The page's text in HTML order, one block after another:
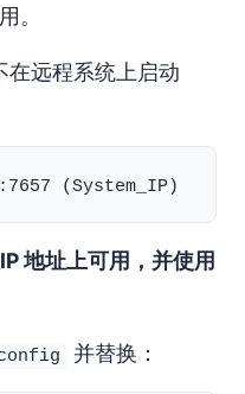
。
在远程系统上启动
地址上可用，并使用
并替换：